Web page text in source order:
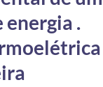
energia .